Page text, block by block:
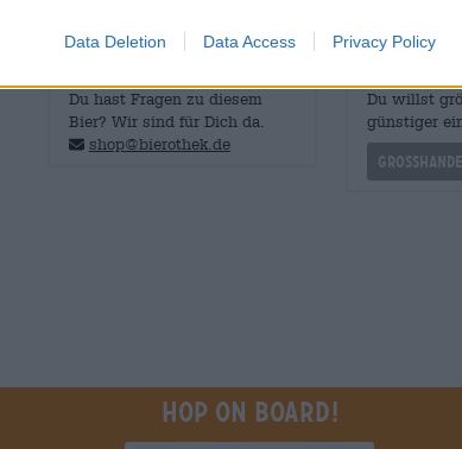
Data Deletion Data Access Privacy Policy
Du hast Fragen zu diesem
Bier? Wir sind für Dich da.
shop@bierothek.de
Du willst
günstiger
Hop on board!